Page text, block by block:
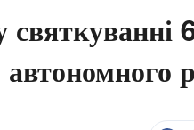
автономного